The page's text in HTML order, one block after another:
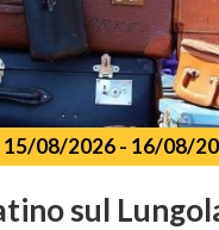
15/08/2026- 16/08/
sul